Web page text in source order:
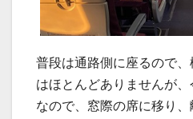
普段は通路側に座るので
はほとんどありませんが
なので、窓際の席に移り